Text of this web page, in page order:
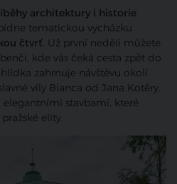
architektury i historie
tematickou vycházku
čtvrť. Už první neděli můžete
kde vás čeká cesta zpět do
zahrnuje návštěvu okolí
vily Bianca od Jana Kotěry.
stavbami, které
elity.